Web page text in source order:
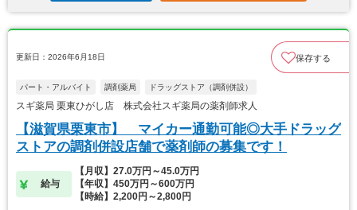
更新日：2026年6月18日 保存する
パート・アルバイト 調剤薬局 ドラッグストア（調剤併設）
スギ薬局 栗東ひがし店 株式会社スギ薬局の薬剤師求人
【滋賀県栗東市】 マイカー通勤可能◎大手ドラッグ
ストアの調剤併設店舗で薬剤師の募集です！
給与
【月収】27.0万円～45.0万円
【年収】450万円～600万円
【時給】2,200円～2,800円